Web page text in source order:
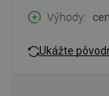
Výhody
Ukážte